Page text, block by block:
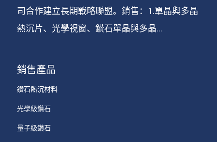
司合作建立長期戰略聯盟。銷售：1.單晶與多晶
熱沉片、光學視窗、鑚石單晶與多晶...
銷售產品
鑽石熱沉材料
光學級鑽石
量子級鑽石